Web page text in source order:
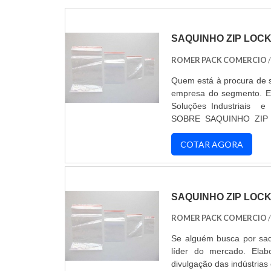
SAQUINHO ZIP
ROMER PACK COMERCIO
Quem está à procura de
empresa do segmento.
Soluções Industriais e
SOBRE SAQUINHO
saquinho zip lock onde
Com grande know-
previdenciário, focando
COTAR AGORA
SAQUINHO ZIP
ROMER PACK COMERCIO
Se alguém busca por
líder do mercado.
divulgação das